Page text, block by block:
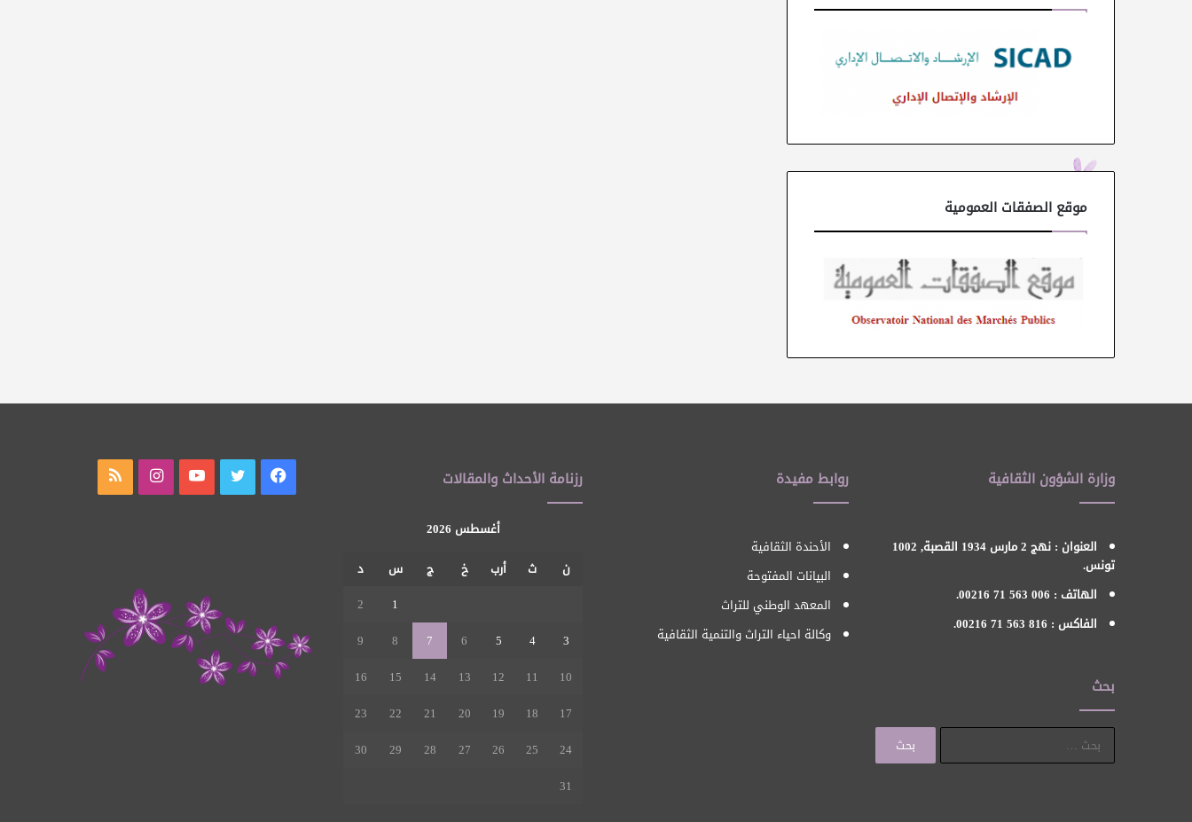
موقع الصفقات العمومية
وزارة الشؤون الثقافية
العنوان : نهج 2 مارس 1934 القصبة, 1002
تونس.
الهاتف : 006 563 71 00216.
الفاكس : 816 563 71 00216.
بحث
روابط مفيدة
الأحندة الثقافية
البيانات المفتوحة
المعهد الوطني للتراث
وكالة احياء التراث والتنمية الثقافية
رزنامة الأحداث والمقالات
أغسطس 2026
ن
ث أرب خ ج س
د
1
2
3
4
5
6
7
8
9
10
11
12
13
14
15
16
17
18
19
20
21
22
23
24
25
26
27
28
29
30
31
فيسبوك تويتر يوتيوب انستقرام